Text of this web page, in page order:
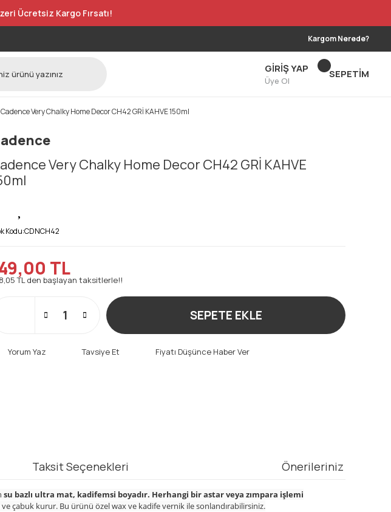
Ücretsiz Kargo Fırsatı!
Kargom Nerede?
GİRİŞ YAP
Üye Ol
SEPETİM
Cadence Very Chalky Home Decor CH42 GRİ KAHVE 150ml
Very Chalky Home Decor CH42 GRİ KAHVE
Kodu:CDNCH42
TL
TL den başlayan taksitlerle!!
SEPETE EKLE
Yorum Yaz Tavsiye Et Fiyatı Düşünce Haber Ver
Taksit Seçenekleri Önerileriniz
su bazlı ultra mat, kadifemsi boyadır. Herhangi bir astar veya zımpara işlemi
ve çabuk kurur. Bu ürünü özel wax ve kadife vernik ile sonlandırabilirsiniz.